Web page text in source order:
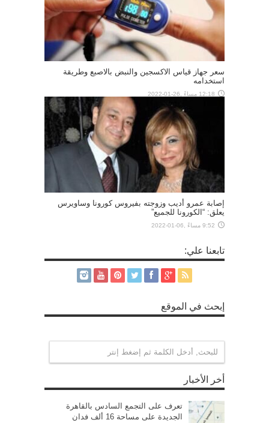
سعر جهاز قياس الاكسجين والنبض بالاصبع وطريقة
استخدامه
12:18 مساءً ,26-01-2022
إصابة عمرو أديب وزوجته بفيروس كورونا وساويرس
يعلق: “الكورونا للجميع”
9:52 مساءً ,06-01-2022
تابعنا علي:
إبحث في الموقع
أخر الأخبار
تعرف على التجمع السادس بالقاهرة
الجديدة على مساحة 16 ألف فدان